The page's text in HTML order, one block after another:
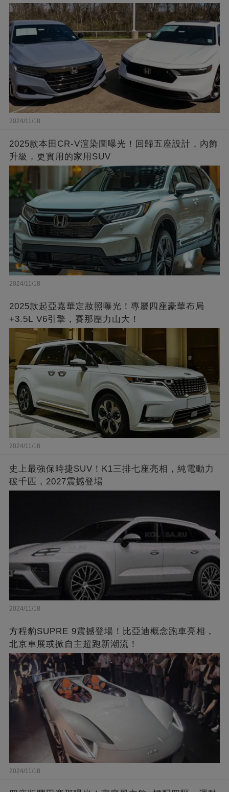
2024/11/18
2025款本田CR-V渲染圖曝光！回歸五座設計，內飾
升級，更實用的家用SUV
2024/11/18
2025款起亞嘉華定妝照曝光！專屬四座豪華布局
+3.5L V6引擎，賽那壓力山大！
2024/11/18
史上最強保時捷SUV！K1三排七座亮相，純電動力
破千匹，2027震撼登場
2024/11/18
方程豹SUPRE 9震撼登場！比亞迪概念跑車亮相，
北京車展或掀自主超跑新潮流！
2024/11/18